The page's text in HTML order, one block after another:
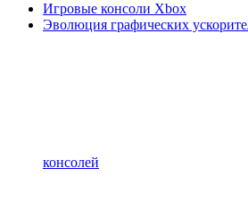
Игровые консоли Xbox
Эволюция графических
консолей